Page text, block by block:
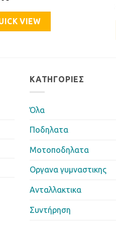
VIEW
ΚΑΤΗΓΟΡΊΕΣ
Όλα
Ποδηλατα
Μοτοποδηλατα
Οργανα γυμναστικης
Ανταλλακτικα
Συντήρηση